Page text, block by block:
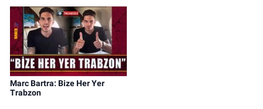
Marc Bartra: Bize Her Yer
Trabzon